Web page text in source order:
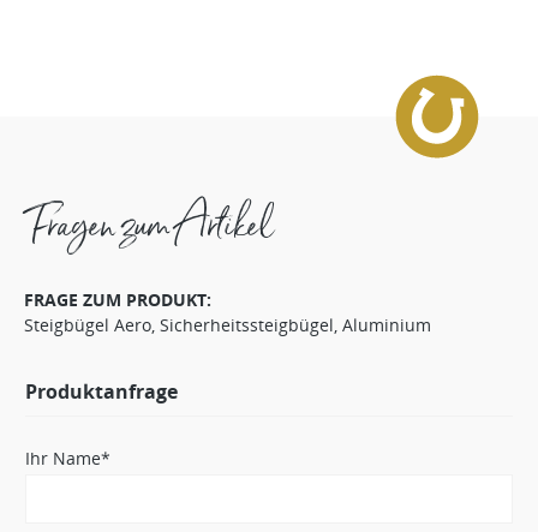
Fragen zum Artikel
FRAGE ZUM PRODUKT:
Steigbügel Aero, Sicherheitssteigbügel, Aluminium
Produktanfrage
Ihr Name*